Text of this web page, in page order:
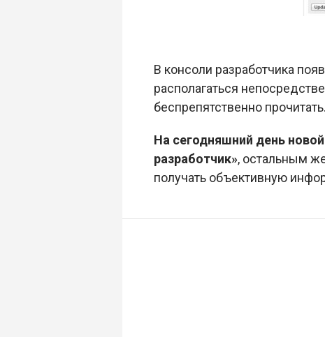
В консоли разработчика
располагаться
беспрепятственно прочитать.
На сегодняшний день
разработчик», остальным
получать объективную